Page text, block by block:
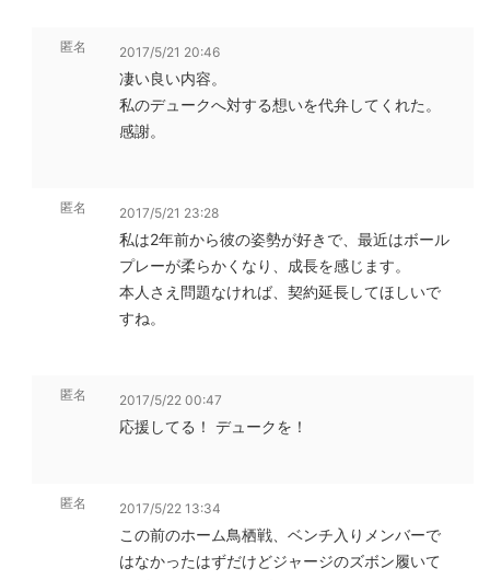
匿名 2017/5/21 20:46
凄い良い内容。
私のデュークへ対する想いを代弁してくれた。
感謝。
匿名 2017/5/21 23:28
私は2年前から彼の姿勢が好きで、最近はボール
プレーが柔らかくなり、成長を感じます。
本人さえ問題なければ、契約延長してほしいで
すね。
匿名 2017/5/22 00:47
応援してる！ デュークを！
匿名 2017/5/22 13:34
この前のホーム鳥栖戦、ベンチ入りメンバーで
はなかったはずだけどジャージのズボン履いて